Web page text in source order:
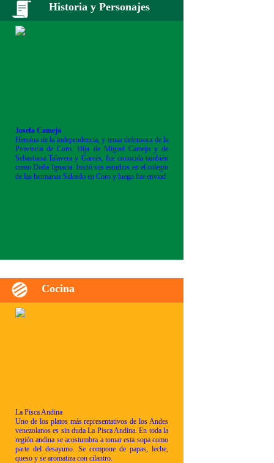
Historia y Personajes
Josefa Camejo
Heroína de la independencia, y tenaz defensora de la
Provincia de Coro. Hija de Miguel Camejo y de
Sebastiana Talavera y Garcés, fue conocida también
como Doña Ignacia. Inició sus estudios en el colegio
de las hermanas Salcedo en Coro y luego fue enviad
Cocina
La Pisca Andina
Uno de los platos más representativos de los Andes
venezolanos es sin duda La Pisca Andina. En toda la
región andina se acostumbra a tomar esta sopa como
parte del desayuno. Se compone de papas, leche,
queso y se aromatiza con cilantro.